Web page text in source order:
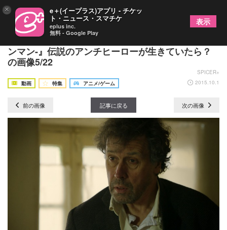
【映画レビュー】『ブッチ・キャシディ -最後のガ
ンマン-』伝説のアンチヒーローが生きていたら？
の画像5/22
SPICER+
動画
特集 アニメ/ゲーム 2015.10.1
前の画像 記事に戻る 次の画像
× e＋(イープラス)アプリ - チケッ
ト・ニュース・スマチケ
eplus inc.
無料 - Google Play
表示